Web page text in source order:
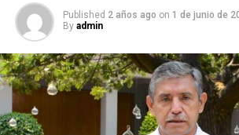
Published 2 años ago on 1 de junio de
By admin